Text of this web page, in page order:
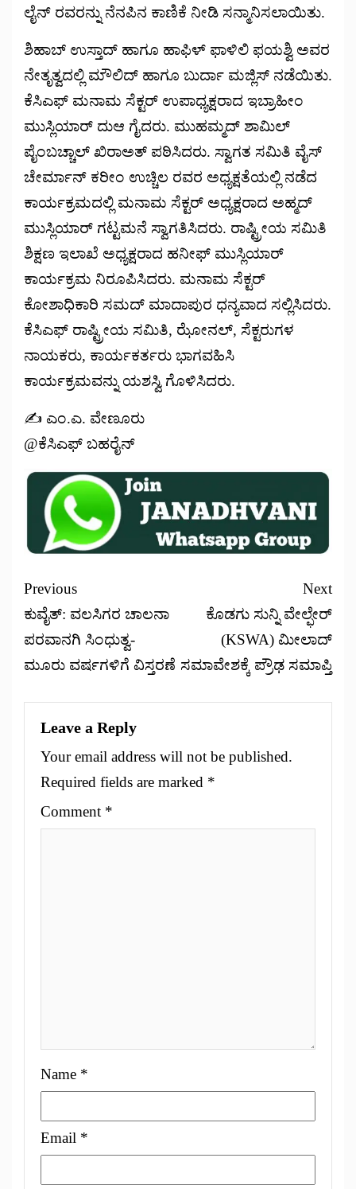
ಲೈನ್ ರವರನ್ನು ನೆನಪಿನ ಕಾಣಿಕೆ ನೀಡಿ ಸನ್ಮಾನಿಸಲಾಯಿತು.
ಶಿಹಾಬ್ ಉಸ್ತಾದ್ ಹಾಗೂ ಹಾಫಿಳ್ ಫಾಳಿಲಿ ಫಯಶ್ವಿ ಅವರ
ನೇತೃತ್ವದಲ್ಲಿ ಮೌಲಿದ್ ಹಾಗೂ ಬುರ್ದಾ ಮಜ್ಲಿಸ್ ನಡೆಯಿತು.
ಕೆಸಿಎಫ್ ಮನಾಮ ಸೆಕ್ಟರ್ ಉಪಾಧ್ಯಕ್ಷರಾದ ಇಬ್ರಾಹೀಂ
ಮುಸ್ಲಿಯಾರ್ ದುಆ ಗೈದರು. ಮುಹಮ್ಮದ್ ಶಾಮಿಲ್
ಪೈಂಬಚ್ಚಾಲ್ ಖಿರಾಅತ್ ಪಠಿಸಿದರು. ಸ್ವಾಗತ ಸಮಿತಿ ವೈಸ್
ಚೇರ್ಮಾನ್ ಕರೀಂ ಉಚ್ಚಿಲ ರವರ ಅಧ್ಯಕ್ಷತೆಯಲ್ಲಿ ನಡೆದ
ಕಾರ್ಯಕ್ರಮದಲ್ಲಿ ಮನಾಮ ಸೆಕ್ಟರ್ ಅಧ್ಯಕ್ಷರಾದ ಅಹ್ಮದ್
ಮುಸ್ಲಿಯಾರ್ ಗಟ್ಟಮನೆ ಸ್ವಾಗತಿಸಿದರು. ರಾಷ್ಟ್ರೀಯ ಸಮಿತಿ
ಶಿಕ್ಷಣ ಇಲಾಖೆ ಅಧ್ಯಕ್ಷರಾದ ಹನೀಫ್ ಮುಸ್ಲಿಯಾರ್
ಕಾರ್ಯಕ್ರಮ ನಿರೂಪಿಸಿದರು. ಮನಾಮ ಸೆಕ್ಟರ್
ಕೋಶಾಧಿಕಾರಿ ಸಮದ್ ಮಾದಾಪುರ ಧನ್ಯವಾದ ಸಲ್ಲಿಸಿದರು.
ಕೆಸಿಎಫ್ ರಾಷ್ಟ್ರೀಯ ಸಮಿತಿ, ಝೋನಲ್, ಸೆಕ್ಟರುಗಳ
ನಾಯಕರು, ಕಾರ್ಯಕರ್ತರು ಭಾಗವಹಿಸಿ
ಕಾರ್ಯಕ್ರಮವನ್ನು ಯಶಸ್ವಿ ಗೊಳಿಸಿದರು.
✍️ ಎಂ.ಎ. ವೇಣೂರು
@ಕೆಸಿಎಫ್ ಬಹರೈನ್
Previous
ಕುವೈತ್‌: ವಲಸಿಗರ ಚಾಲನಾ
ಪರವಾನಗಿ ಸಿಂಧುತ್ವ-
ಮೂರು ವರ್ಷಗಳಿಗೆ ವಿಸ್ತರಣೆ
Next
ಕೊಡಗು ಸುನ್ನಿ ವೇಲ್ಫೇರ್
(KSWA) ಮೀಲಾದ್
ಸಮಾವೇಶಕ್ಕೆ ಪ್ರೌಢ ಸಮಾಪ್ತಿ
Leave a Reply
Your email address will not be published.
Required fields are marked *
Comment *
Name *
Email *